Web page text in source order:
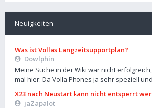
Neuigkeiten
Was ist Vollas Langzeitsupportplan?
Dowlphin
Meine Suche in der Wiki war nicht
mal hier: Da Volla Phones ja sehr speziell
X23 nach Neustart kann nicht entsperrt
jaZapalot